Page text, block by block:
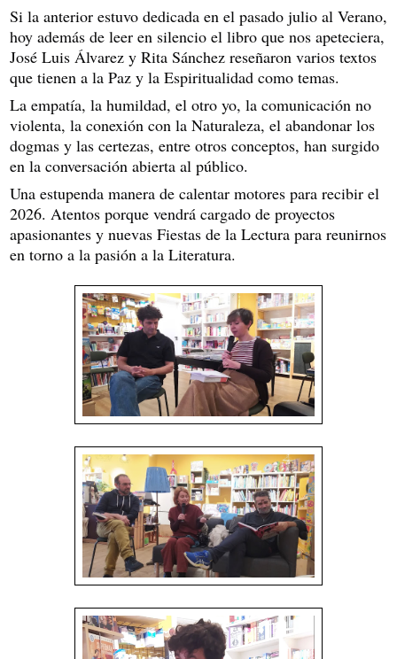
Si la anterior estuvo dedicada en el pasado julio al Verano,
hoy además de leer en silencio el libro que nos apeteciera,
José Luis Álvarez y Rita Sánchez reseñaron varios textos
que tienen a la Paz y la Espiritualidad como temas.
La empatía, la humildad, el otro yo, la comunicación no
violenta, la conexión con la Naturaleza, el abandonar los
dogmas y las certezas, entre otros conceptos, han surgido
en la conversación abierta al público.
Una estupenda manera de calentar motores para recibir el
2026. Atentos porque vendrá cargado de proyectos
apasionantes y nuevas Fiestas de la Lectura para reunirnos
en torno a la pasión a la Literatura.